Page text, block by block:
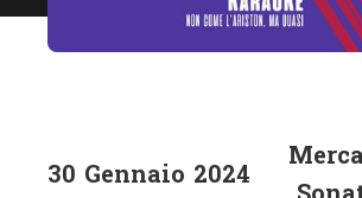
30 Gennaio 2024